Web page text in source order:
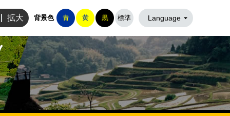
豊能町役場ホームページ
拡大 背景色 青 黄 黒 標準 Language